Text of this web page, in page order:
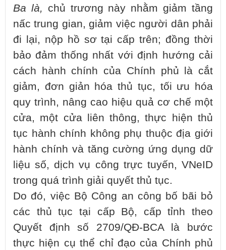
Ba là, chủ trương này nhằm giảm tầng
nấc trung gian, giảm việc người dân phải
đi lại, nộp hồ sơ tại cấp trên; đồng thời
bảo đảm thống nhất với định hướng cải
cách hành chính của Chính phủ là cắt
giảm, đơn giản hóa thủ tục, tối ưu hóa
quy trình, nâng cao hiệu quả cơ chế một
cửa, một cửa liên thông, thực hiện thủ
tục hành chính không phụ thuộc địa giới
hành chính và tăng cường ứng dụng dữ
liệu số, dịch vụ công trực tuyến, VNeID
trong quá trình giải quyết thủ tục.
Do đó, việc Bộ Công an công bố bãi bỏ
các thủ tục tại cấp Bộ, cấp tỉnh theo
Quyết định số 2709/QĐ-BCA là bước
thực hiện cụ thể chỉ đạo của Chính phủ